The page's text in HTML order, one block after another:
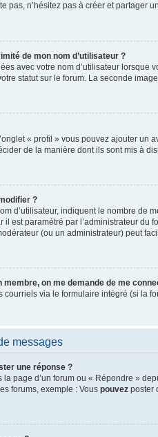
pas, n’hésitez pas à créer et
de mon nom d’utilisateur ?
avec votre nom d’utilisateur lorsque
statut sur le forum. La seconde
« profil » vous pouvez ajouter un
de la manière dont ils sont mis à
?
d’utilisateur, indiquent le nombre de
il est paramétré par l’administrateur
(ou un administrateur) peut
membre, on me demande de me
courriels via le formulaire intégré (si la
messages
une réponse ?
page d’un forum ou « Répondre »
forums, exemple : Vous pouvez poster